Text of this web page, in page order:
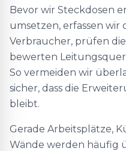
Bevor wir Steckdosen
umsetzen, erfassen wir
Verbraucher, prüfen
bewerten
So vermeiden wir
sicher, dass die
bleibt.
Gerade Arbeitsplätze,
Wände werden häufig